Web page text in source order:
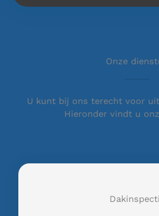
Onze
U kunt bij ons terecht voor
Hieronder vindt u